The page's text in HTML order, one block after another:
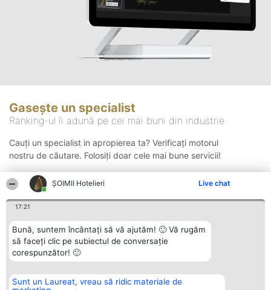
ȘOIMII Hotelieri Live chat
17:21
Bună, suntem încântați să vă ajutăm! 🙂 Vă rugăm
să faceți clic pe subiectul de conversație
corespunzător! 🙂
Sunt un Laureat, vreau să ridic materiale de
Gasește un specialist
Ranking-ul îi adună pe cei mai buni din industrie
Cauți un specialist in apropierea ta? Verificați motorul
nostru de căutare. Folosiți doar cele mai bune servicii!
Organizator Ranking Plebiscyt Contact